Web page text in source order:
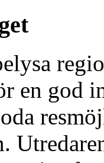
en god